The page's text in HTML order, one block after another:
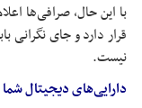
با این حال، صرافی‌ها
قرار دارد و جای نگرانی
نیست.
دارایی‌های دیجیتال